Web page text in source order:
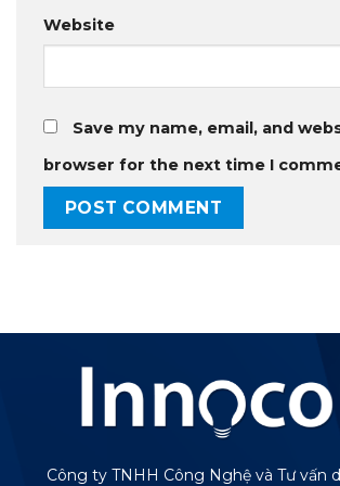
Website
Save my name, email, and
browser for the next time I
Công ty TNHH Công Nghệ và Tư vấn